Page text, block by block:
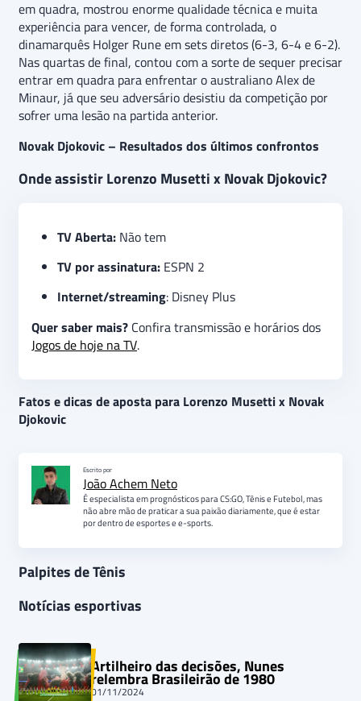
em quadra, mostrou enorme qualidade técnica e muita
experiência para vencer, de forma controlada, o
dinamarquês Holger Rune em sets diretos (6-3, 6-4 e 6-2).
Nas quartas de final, contou com a sorte de sequer precisar
entrar em quadra para enfrentar o australiano Alex de
Minaur, já que seu adversário desistiu da competição por
sofrer uma lesão na partida anterior.
Novak Djokovic – Resultados dos últimos confrontos
Onde assistir Lorenzo Musetti x Novak Djokovic?
TV Aberta: Não tem
TV por assinatura: ESPN 2
Internet/streaming: Disney Plus
Quer saber mais? Confira transmissão e horários dos
Jogos de hoje na TV.
Fatos e dicas de aposta para Lorenzo Musetti x Novak
Djokovic
Escrito por
João Achem Neto
É especialista em prognósticos para CS:GO, Tênis e Futebol, mas
não abre mão de praticar a sua paixão diariamente, que é estar
por dentro de esportes e e-sports.
Palpites de Tênis
Notícias esportivas
Artilheiro das decisões, Nunes
relembra Brasileirão de 1980
01/11/2024